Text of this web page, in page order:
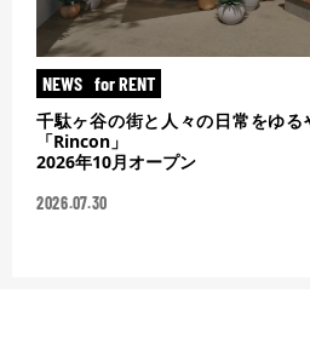
NEWS for RENT
千駄ヶ谷の街と人々の日常をゆる
「Rincon」
2026年10月オープン
2026.07.30